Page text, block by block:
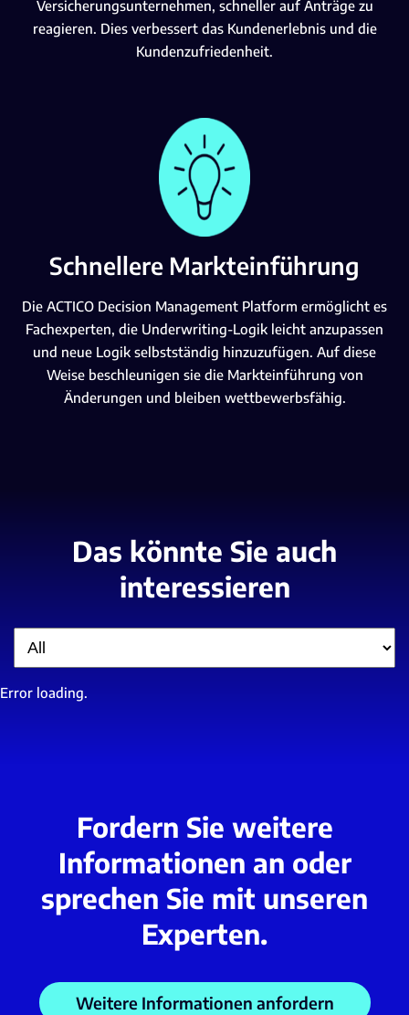
Versicherungsunternehmen, schneller auf Anträge zu
reagieren. Dies verbessert das Kundenerlebnis und die
Kundenzufriedenheit.
Schnellere Markteinführung
Die ACTICO Decision Management Platform ermöglicht es
Fachexperten, die Underwriting-Logik leicht anzupassen
und neue Logik selbstständig hinzuzufügen. Auf diese
Weise beschleunigen sie die Markteinführung von
Änderungen und bleiben wettbewerbsfähig.
Das könnte Sie auch
interessieren
Error loading.
Fordern Sie weitere
Informationen an oder
sprechen Sie mit unseren
Experten.
Weitere Informationen anfordern